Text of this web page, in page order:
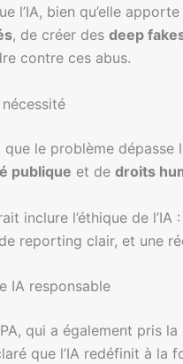
l’IA, bien qu’elle
, de créer des deep
contre ces abus.
nécessité
le problème dépasse
publique et de droits
inclure l’éthique de l’IA
reporting clair, et une
IA responsable
qui a également pris
que l’IA redéfinit à la